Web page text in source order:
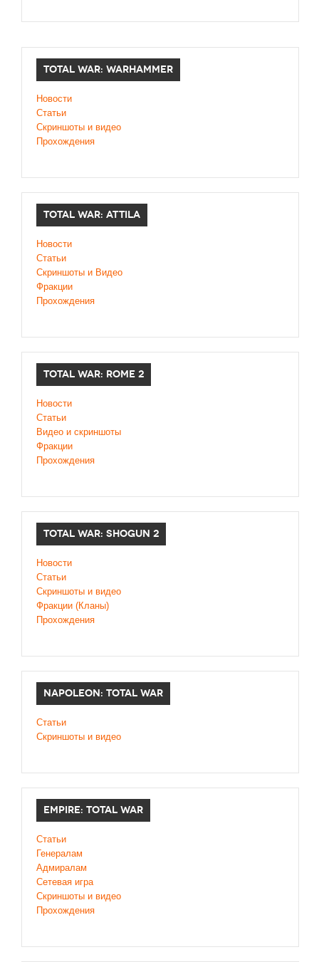
TOTAL WAR: WARHAMMER
Новости
Статьи
Скриншоты и видео
Прохождения
TOTAL WAR: ATTILA
Новости
Статьи
Скриншоты и Видео
Фракции
Прохождения
TOTAL WAR: ROME 2
Новости
Статьи
Видео и скриншоты
Фракции
Прохождения
TOTAL WAR: SHOGUN 2
Новости
Статьи
Cкриншоты и видео
Фракции (Кланы)
Прохождения
NAPOLEON: TOTAL WAR
Статьи
Скриншоты и видео
EMPIRE: TOTAL WAR
Статьи
Генералам
Адмиралам
Сетевая игра
Скриншоты и видео
Прохождения